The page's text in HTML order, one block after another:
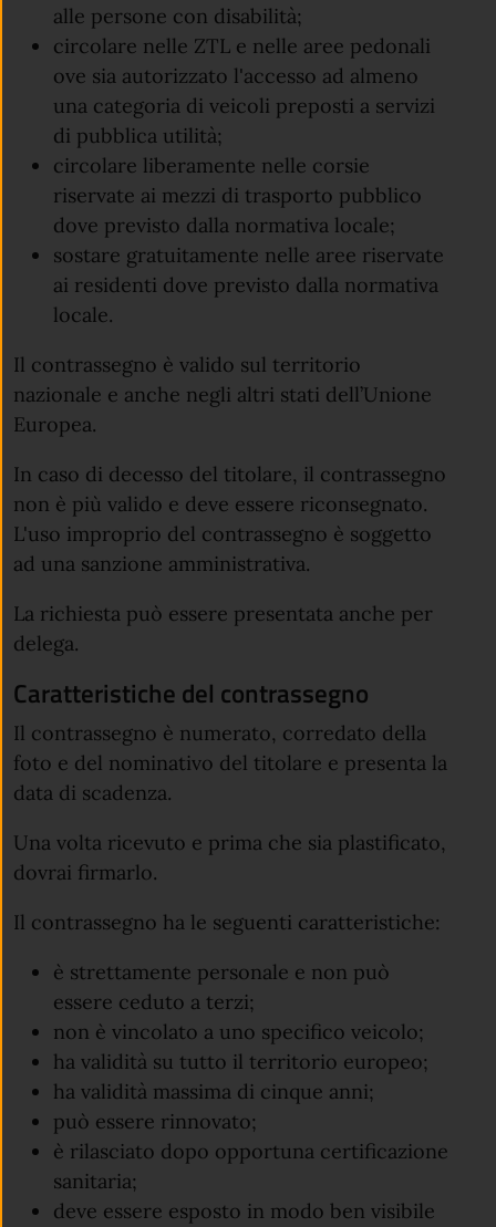
alle persone con disabilità;
circolare nelle ZTL e nelle aree pedonali
ove sia autorizzato l'accesso ad almeno
una categoria di veicoli preposti a servizi
di pubblica utilità;
circolare liberamente nelle corsie
riservate ai mezzi di trasporto pubblico
dove previsto dalla normativa locale;
sostare gratuitamente nelle aree riservate
ai residenti dove previsto dalla normativa
locale.
Il contrassegno è valido sul territorio
nazionale e anche negli altri stati dell’Unione
Europea.
In caso di decesso del titolare, il contrassegno
non è più valido e deve essere riconsegnato.
L'uso improprio del contrassegno è soggetto
ad una sanzione amministrativa.
La richiesta può essere presentata anche per
delega.
Caratteristiche del contrassegno
Il contrassegno è numerato, corredato della
foto e del nominativo del titolare e presenta la
data di scadenza.
Una volta ricevuto e prima che sia plastificato,
dovrai firmarlo.
Il contrassegno ha le seguenti caratteristiche:
è strettamente personale e non può
essere ceduto a terzi;
non è vincolato a uno specifico veicolo;
ha validità su tutto il territorio europeo;
ha validità massima di cinque anni;
può essere rinnovato;
è rilasciato dopo opportuna certificazione
sanitaria;
deve essere esposto in modo ben visibile